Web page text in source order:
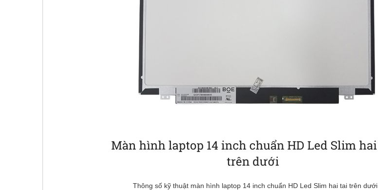
Thông số kỹ thuật màn hình laptop 14 inch chuẩn HD Led Slim hai tai trên dưới